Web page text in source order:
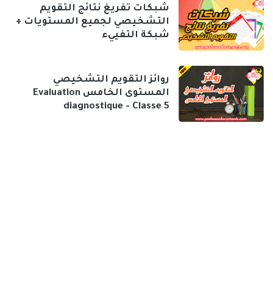
شبكات تفريغ نتائج التقويم
التشخيصي لجميع المستويات +
شبكة التفييء
روائز التقويم التشخيصي
المستوى الخامس Evaluation
diagnostique - Classe 5